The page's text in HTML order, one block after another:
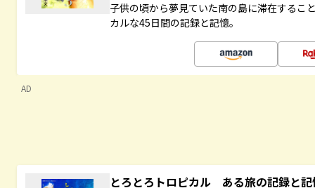
子供の頃から夢見ていた南の島に滞在するこ
カルな45日間の記録と記憶。
AD
とろとろトロピカル ある旅の記録と